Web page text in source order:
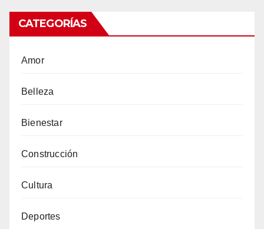
CATEGORÍAS
Amor
Belleza
Bienestar
Construcción
Cultura
Deportes